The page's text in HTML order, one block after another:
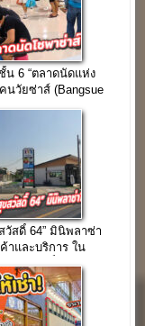
น 6 “ตลาดนัดแห่ง
นวัยซ่าส์ (Bangsue
วัสดิ์ 64” มินิพลาซ่า
าและบริการ ใน